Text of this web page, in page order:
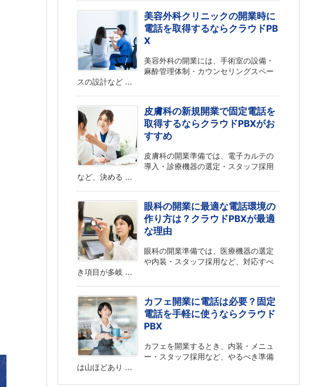
美容外科クリニックの開業時に
電話を取得するならクラウドPB
X
美容外科の開業には、手術室の設備・
麻酔管理体制・カウンセリングスペー
スの設計など ...
皮膚科の新規開業で固定電話を
取得するならクラウドPBXがお
すすめ
皮膚科の開業準備では、電子カルテの
導入・診療機器の選定・スタッフ採用
など、決める ...
眼科の開業に最適な電話環境の
作り方は？クラウドPBXが最適
な理由
眼科の開業準備では、医療機器の選定
や内装・スタッフ採用など、対応すべ
き項目が多岐 ...
カフェ開業に電話は必要？固定
電話を手軽に使うならクラウド
PBX
カフェを開業するとき、内装・メニュ
ー・スタッフ採用など、やるべき準備
は山ほどあり ...